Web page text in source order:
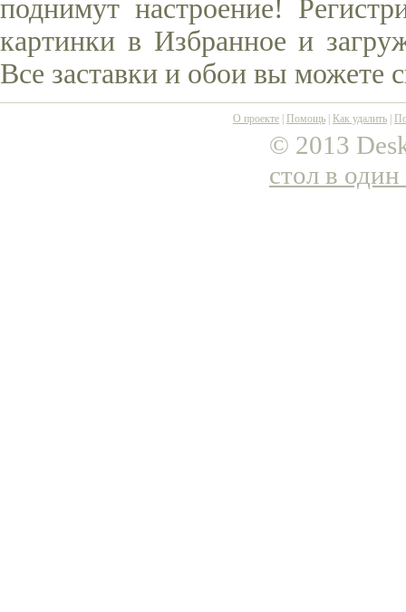
поднимут настроение!
картинки в Избранное и
Все заставки и обои вы можете
О проекте Помощь Как удалить
© 2013
стол в